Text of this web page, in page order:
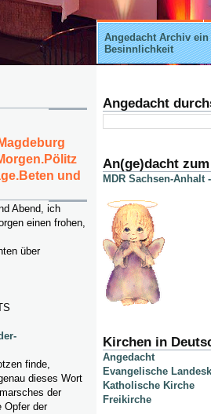
Angedacht Archiv
Besinnlichkeit
und
Abend, ich
einen frohen,
über
finde,
dieses Wort
der
Opfer der
Angedacht
An(ge)dacht
MDR Sachsen-Anhalt
Kirchen in
Angedacht
Evangelische
Katholische Kirche
Freikirche